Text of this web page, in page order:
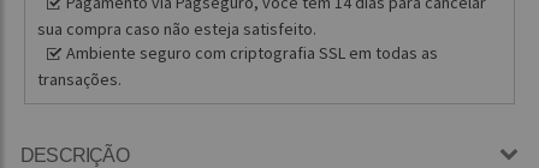
sua compra caso não esteja satisfeito.
Ambiente seguro com criptografia SSL em todas as
transações.
DESCRIÇÃO